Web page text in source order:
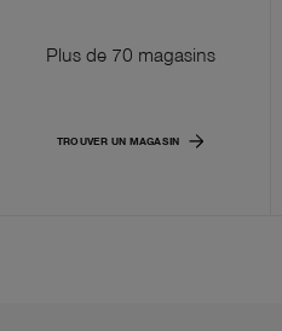
Plus de 70 magasins
TROUVER UN MAGASIN